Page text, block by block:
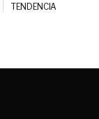
TENDENCIA